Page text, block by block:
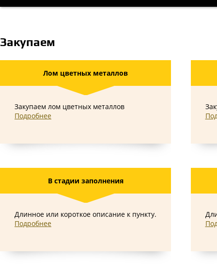
Закупаем
Лом цветных металлов
Закупаем лом цветных металлов
Подробнее
В стадии заполнения
Длинное или короткое описание к пункту.
Подробнее